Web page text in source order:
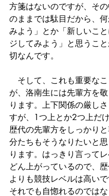
方箋はないのですが、そ
のままでは駄目だから、
みよう」とか「新しいこ
ジしてみよう」と思うこ
切なんです。
そして、これも重要な
が、洛南生には先輩方を
ります。上下関係の厳し
すが、1つ上とか2つ上だけ
歴代の先輩方をしっかり
分たちもそうなりたいと
ります。はっきり言って
どん上がっているので、
よりも競技レベルは高いで
それでも自惚れるのでは